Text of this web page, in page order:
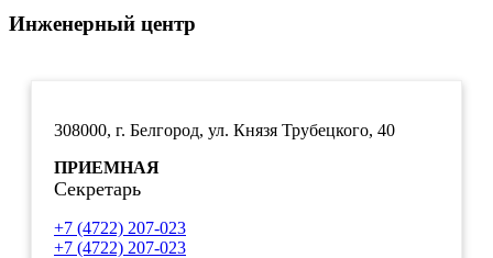
Инженерный центр
308000, г. Белгород, ул. Князя Трубецкого, 40
ПРИЕМНАЯ
Секретарь
+7 (4722) 207-023
+7 (4722) 207-023